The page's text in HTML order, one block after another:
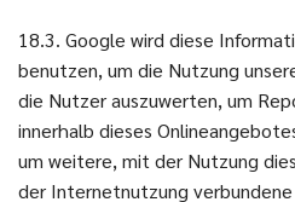
18.3. Google wird diese
benutzen, um die Nutzung
die Nutzer auszuwerten, um
innerhalb dieses
um weitere, mit der Nutzung
der Internetnutzung